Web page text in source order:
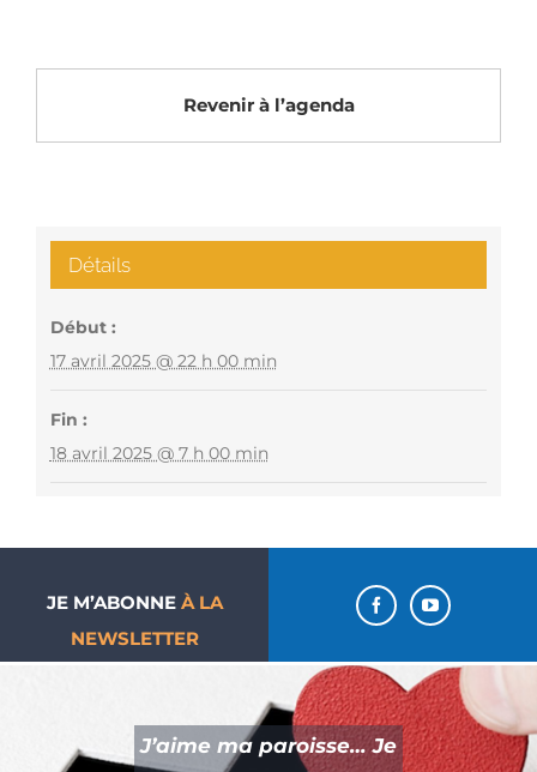
Revenir à l’agenda
Détails
Début :
17 avril 2025 @ 22 h 00 min
Fin :
18 avril 2025 @ 7 h 00 min
JE M’ABONNE À LA
NEWSLETTER
J’aime ma paroisse… Je